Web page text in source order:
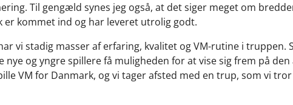
Til gengæld synes jeg også, at det siger meget om
er kommet ind og har leveret utrolig godt.
vi stadig masser af erfaring, kvalitet og VM-rutine i truppen.
og yngre spillere få muligheden for at vise sig frem på
VM for Danmark, og vi tager afsted med en trup, som vi